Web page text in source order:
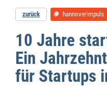
zurück hannoverimpuls
10 Jahre
Ein
für Startups